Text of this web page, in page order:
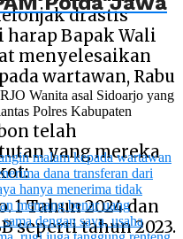
drastis
harap Bapak Wali
menyelesaikan
wartawan, Rabu
telah
yang mereka
1 Tahun 2024 dan
seperti tahun 2023.
Wanita asal Sidoarjo yang
Polres Kabupaten